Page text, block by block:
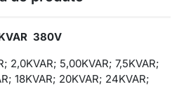
380V
2,0KVAR; 5,00KVAR; 7,5KVAR;
18KVAR; 20KVAR; 24KVAR;